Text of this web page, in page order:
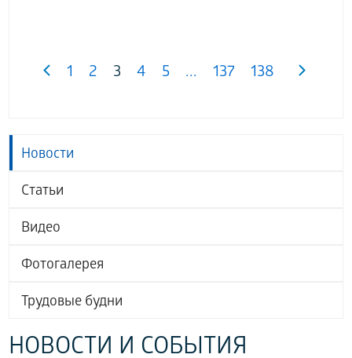
Новости
Статьи
Видео
Фотогалерея
Трудовые будни
НОВОСТИ И СОБЫТИЯ
1 2 3 4 5 ... 137 138